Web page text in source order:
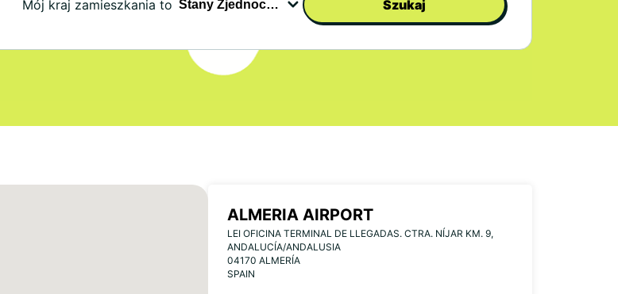
Mój kraj zamieszkania to Szukaj
ALMERIA AIRPORT
LEI OFICINA TERMINAL DE LLEGADAS. CTRA. NÍJAR KM. 9,
ANDALUCÍA/ANDALUSIA
04170 ALMERÍA
SPAIN